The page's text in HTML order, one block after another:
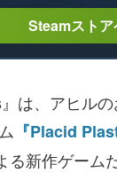
Steamスト
』は、アヒル
『Placid
新作ゲームだ